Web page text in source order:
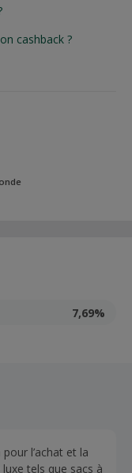
cashback ?
7,69%
l’achat et la
tels que sacs à